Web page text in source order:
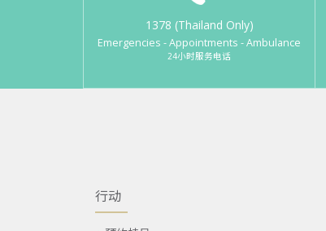
1378 (Thailand Only)
Emergencies - Appointments - Ambulance
24小时服务电话
行动